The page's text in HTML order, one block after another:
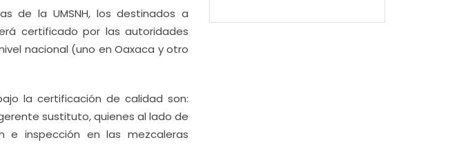
de la UMSNH, los destinados a
certificado por las autoridades
nacional (uno en Oaxaca y otro
la certificación de calidad son:
sustituto, quienes al lado de
e inspección en las mezcaleras